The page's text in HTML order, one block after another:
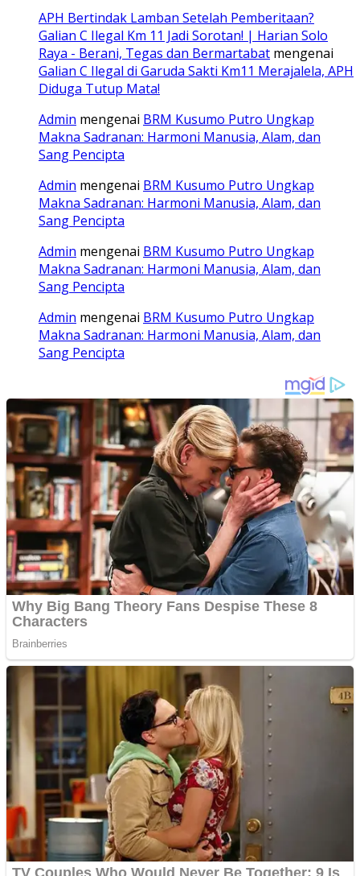
APH Bertindak Lamban Setelah Pemberitaan?
Galian C Ilegal Km 11 Jadi Sorotan! | Harian Solo
Raya - Berani, Tegas dan Bermartabat mengenai
Galian C Ilegal di Garuda Sakti Km11 Merajalela, APH
Diduga Tutup Mata!
Admin mengenai BRM Kusumo Putro Ungkap
Makna Sadranan: Harmoni Manusia, Alam, dan
Sang Pencipta
Admin mengenai BRM Kusumo Putro Ungkap
Makna Sadranan: Harmoni Manusia, Alam, dan
Sang Pencipta
Admin mengenai BRM Kusumo Putro Ungkap
Makna Sadranan: Harmoni Manusia, Alam, dan
Sang Pencipta
Admin mengenai BRM Kusumo Putro Ungkap
Makna Sadranan: Harmoni Manusia, Alam, dan
Sang Pencipta